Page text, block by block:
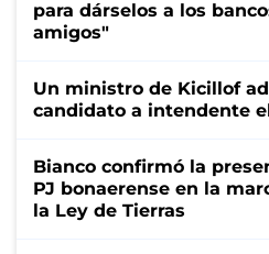
para dárselos a los
amigos"
Un ministro de Kicillof
candidato a intendente
Bianco confirmó la
PJ bonaerense en la
la Ley de Tierras